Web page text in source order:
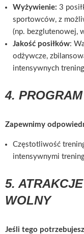
Wyżywienie: 3
sportowców, z
(np. bezglutenowej,
Jakość posiłków:
odżywcze,
intensywnych
4.
Zapewnimy
Częstotliwość
intensywnymi
5.
WOLNY
Jeśli tego